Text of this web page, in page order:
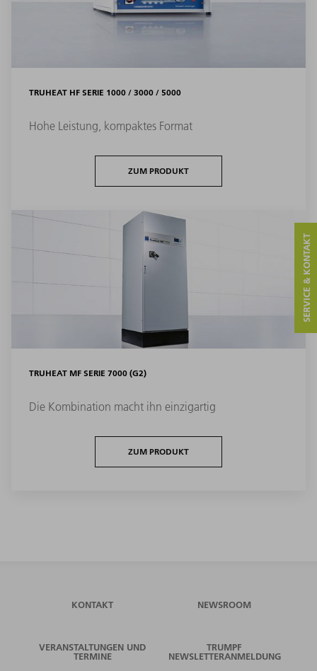
TRUHEAT HF SERIE 1000 / 3000 / 5000
Hohe Leistung, kompaktes Format
ZUM PRODUKT
TRUHEAT MF SERIE 7000 (G2)
Die Kombination macht ihn einzigartig
ZUM PRODUKT
SERVICE & KONTAKT
KONTAKT NEWSROOM
VERANSTALTUNGEN UND
TERMINE
TRUMPF
NEWSLETTERANMELDUNG